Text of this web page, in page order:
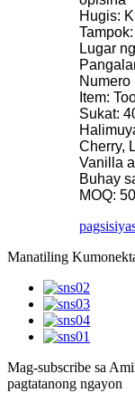
Hugis:
Lugar
Numero
Item:
Sukat:
Cherry,
Vanilla
Buhay
MOQ:
Manatiling
Mag-subscribe sa
pagtatanong ngayon